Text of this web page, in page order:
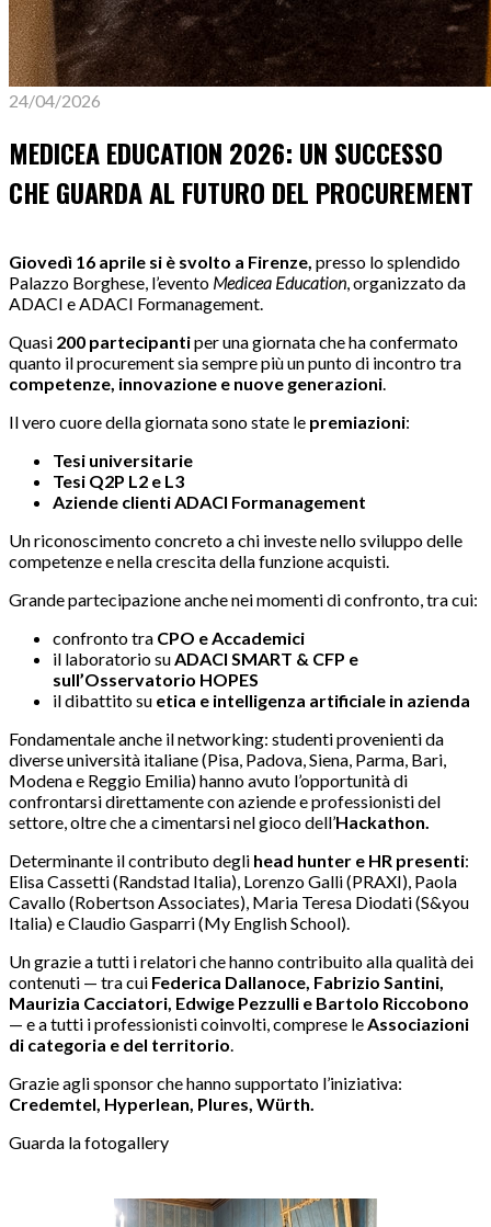
24/04/2026
MEDICEA EDUCATION 2026: UN SUCCESSO
CHE GUARDA AL FUTURO DEL PROCUREMENT
Giovedì 16 aprile si è svolto a Firenze, presso lo splendido
Palazzo Borghese, l’evento Medicea Education, organizzato da
ADACI e ADACI Formanagement.
Quasi 200 partecipantiper una giornata che ha confermato
quanto il procurement sia sempre più un punto di incontro tra
competenze, innovazione e nuove generazioni.
Il vero cuore della giornata sono state le premiazioni:
Tesi universitarie
Tesi Q2P L2 e L3
Aziende clienti ADACI Formanagement
Un riconoscimento concreto a chi investe nello sviluppo delle
competenze e nella crescita della funzione acquisti.
Grande partecipazione anche nei momenti di confronto, tra cui:
confronto tra CPO e Accademici
il laboratorio suADACI SMART & CFP e
sull’Osservatorio HOPES
il dibattito su etica e intelligenza artificiale in azienda
Fondamentale anche il networking: studenti provenienti da
diverse università italiane (Pisa, Padova, Siena, Parma, Bari,
Modena e Reggio Emilia) hanno avuto l’opportunità di
confrontarsi direttamente con aziende e professionisti del
settore, oltre che a cimentarsi nel gioco dell’Hackathon.
Determinante il contributo degli head hunter e HR presenti:
Elisa Cassetti (Randstad Italia), Lorenzo Galli (PRAXI), Paola
Cavallo (Robertson Associates), Maria Teresa Diodati (S&you
Italia) e Claudio Gasparri (My English School).
Un grazie a tutti i relatori che hanno contribuito alla qualità dei
contenuti — tra cui Federica Dallanoce, Fabrizio Santini,
Maurizia Cacciatori, Edwige Pezzulli e Bartolo Riccobono
— e a tutti i professionisti coinvolti, comprese leAssociazioni
di categoria e del territorio.
Grazie agli sponsor che hanno supportato l’iniziativa:
Credemtel, Hyperlean, Plures, Würth.
Guarda la fotogallery